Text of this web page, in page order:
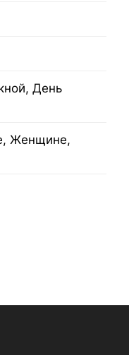
День
Женщине,